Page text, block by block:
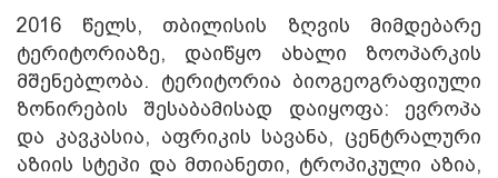
2016 წელს, თბილისის ზღვის მიმდებარე
ტერიტორიაზე, დაიწყო ახალი ზოოპარკის
მშენებლობა. ტერიტორია ბიოგეოგრაფიული
ზონირების შესაბამისად დაიყოფა: ევროპა
და კავკასია, აფრიკის სავანა, ცენტრალური
აზიის სტეპი და მთიანეთი, ტროპიკული აზია,